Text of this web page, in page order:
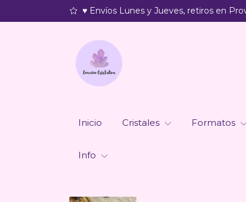
♥ Envíos Lunes y Jueves, retiros en
Inicio Cristales Formatos
Info